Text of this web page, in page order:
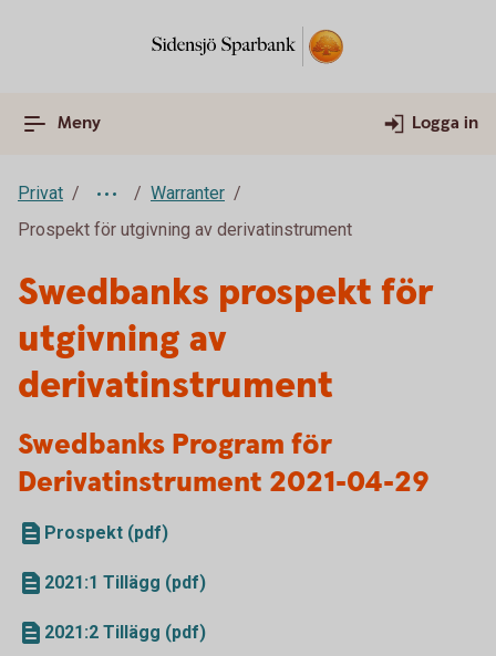
Meny Logga in
Privat
Warranter
Prospekt för utgivning av derivatinstrument
Swedbanks prospekt för
utgivning av
derivatinstrument
Swedbanks Program för
Derivatinstrument 2021-04-29
Prospekt (pdf)
2021:1 Tillägg (pdf)
2021:2 Tillägg (pdf)